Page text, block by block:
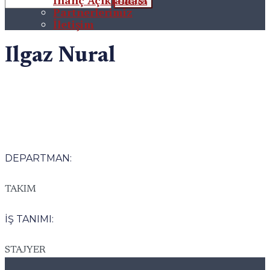
Partnerlerimiz
İletişim
Ilgaz Nural
DEPARTMAN:
TAKIM
İŞ TANIMI:
STAJYER